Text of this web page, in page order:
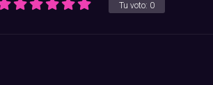
Tu voto: 0